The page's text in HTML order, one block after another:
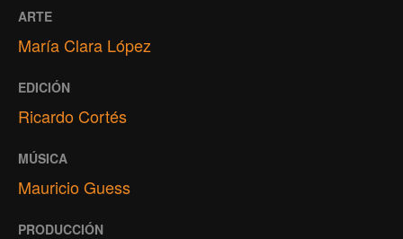
ARTE
María Clara López
EDICIÓN
Ricardo Cortés
MÚSICA
Mauricio Guess
PRODUCCIÓN